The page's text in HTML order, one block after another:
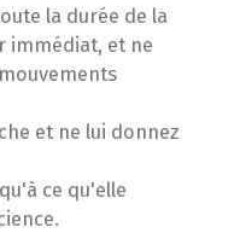
la durée de la
immédiat, et ne
et ne lui donnez
ce qu'elle